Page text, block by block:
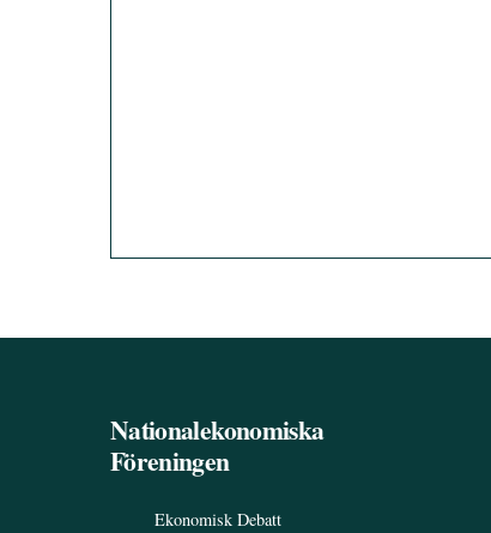
Nationalekonomiska
Föreningen
Ekonomisk Debatt